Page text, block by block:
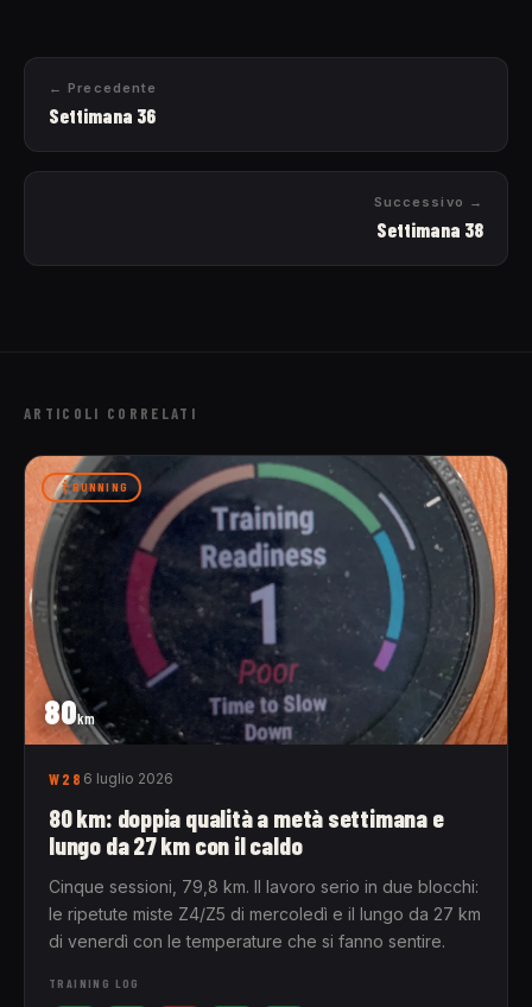
← Precedente
Settimana 36
Successivo →
Settimana 38
ARTICOLI CORRELATI
80km
RUNNING
W28 6 luglio 2026
80 km: doppia qualità a metà settimana e
lungo da 27 km con il caldo
Cinque sessioni, 79,8 km. Il lavoro serio in due blocchi:
le ripetute miste Z4/Z5 di mercoledì e il lungo da 27 km
di venerdì con le temperature che si fanno sentire.
TRAINING LOG